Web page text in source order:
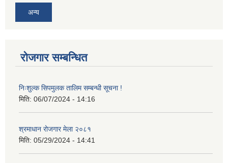
अन्य
रोजगार सम्बन्धित
निःशुल्क सिपमुलक तालिम सम्बन्धी सूचना !
मिति: 06/07/2024 - 14:16
श्रमाधान रोजगार मेला २०८१
मिति: 05/29/2024 - 14:41